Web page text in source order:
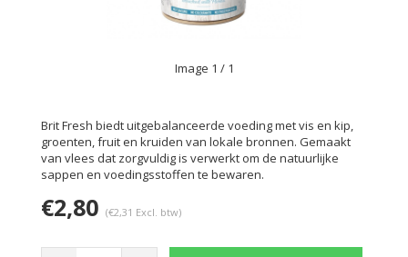
Image 1 / 1
Brit Fresh biedt uitgebalanceerde voeding met vis en kip,
groenten, fruit en kruiden van lokale bronnen. Gemaakt
van vlees dat zorgvuldig is verwerkt om de natuurlijke
sappen en voedingsstoffen te bewaren.
€2,80 (€2,31 Excl. btw)